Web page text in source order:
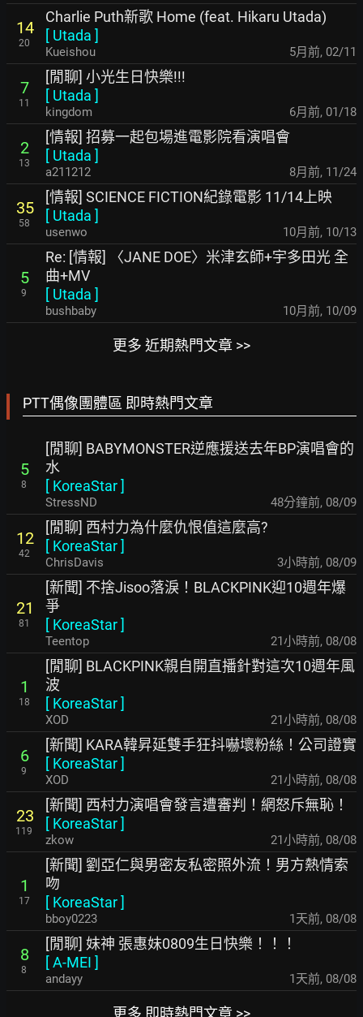
14
20
Charlie Puth新歌 Home (feat. Hikaru Utada)
[ Utada ]
Kueishou 5月前, 02/11
7
11
[閒聊] 小光生日快樂!!!
[ Utada ]
kingdom 6月前, 01/18
2
13
[情報] 招募一起包場進電影院看演唱會
[ Utada ]
a211212 8月前, 11/24
35
58
[情報] SCIENCE FICTION紀錄電影 11/14上映
[ Utada ]
usenwo 10月前, 10/13
5
9
Re: [情報] 〈JANE DOE〉米津玄師+宇多田光 全
曲+MV
[ Utada ]
bushbaby 10月前, 10/09
更多 近期熱門文章 >>
PTT偶像團體區 即時熱門文章
5
8
[閒聊] BABYMONSTER逆應援送去年BP演唱會的
水
[ KoreaStar]
StressND 48分鐘前, 08/09
12
42
[閒聊] 西村力為什麼仇恨值這麼高?
[ KoreaStar]
ChrisDavis 3小時前, 08/09
21
81
[新聞] 不捨Jisoo落淚！BLACKPINK迎10週年爆
爭
[ KoreaStar]
Teentop 21小時前, 08/08
1
18
[閒聊] BLACKPINK親自開直播針對這次10週年風
波
[ KoreaStar]
XOD 21小時前, 08/08
6
9
[新聞] KARA韓昇延雙手狂抖嚇壞粉絲！公司證實
[ KoreaStar]
XOD 21小時前, 08/08
23
119
[新聞] 西村力演唱會發言遭審判！網怒斥無恥！
[ KoreaStar]
zkow 21小時前, 08/08
1
17
[新聞] 劉亞仁與男密友私密照外流！男方熱情索
吻
[ KoreaStar]
bboy0223 1天前, 08/08
8
8
[閒聊] 妹神 張惠妹0809生日快樂！！！
[A-MEI ]
andayy 1天前, 08/08
更多 即時熱門文章 >>